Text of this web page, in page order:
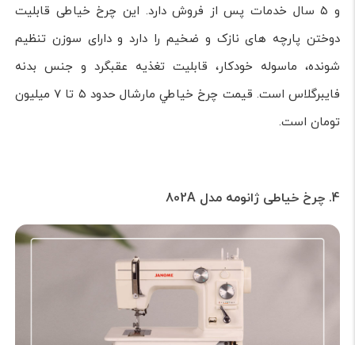
و ۵ سال خدمات پس از فروش دارد. این چرخ خیاطی قابلیت
دوختن پارچه های نازک و ضخیم را دارد و دارای سوزن تنظيم
شونده، ماسوله خودکار، قابليت تغذيه عقبگرد و جنس بدنه
فایبرگلاس است. قيمت چرخ خياطي مارشال حدود ۵ تا ۷ ميليون
تومان است.
4. چرخ خیاطی ژانومه مدل 802A